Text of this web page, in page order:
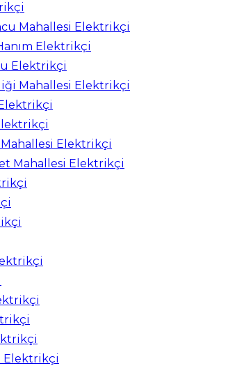
Mahallesi Elektrikçi
Elektrikçi
Elektrikçi
Mahallesi Elektrikçi
Elektrikçi
Mahallesi Elektrikçi
Elektrikçi